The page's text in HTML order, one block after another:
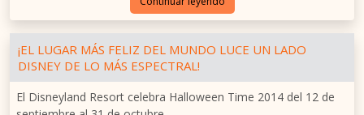
¡EL LUGAR MÁS FELIZ DEL MUNDO LUCE UN LADO
DISNEY DE LO MÁS ESPECTRAL!
El Disneyland Resort celebra Halloween Time 2014 del 12 de